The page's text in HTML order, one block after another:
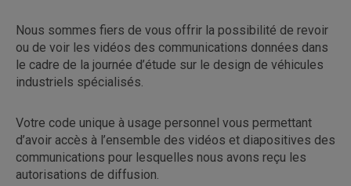
Nous sommes fiers de vous offrir la possibilité de revoir
ou de voir les vidéos des communications données dans
le cadre de la journée d’étude sur le design de véhicules
industriels spécialisés.
Votre code unique à usage personnel vous permettant
d’avoir accès à l’ensemble des vidéos et diapositives des
communications pour lesquelles nous avons reçu les
autorisations de diffusion.